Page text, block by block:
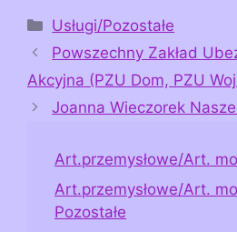
Kategorie
Usługi/Pozostałe
Powszechny Zakład
Akcyjna (PZU Dom, PZU
Joanna Wieczorek
Art.przemysłowe/Art.
Art.przemysłowe/Art.
Pozostałe